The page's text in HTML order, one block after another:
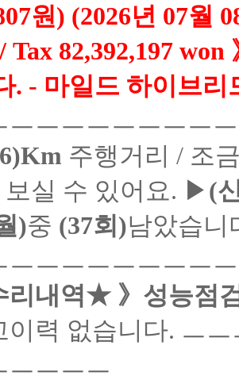
원) (2026년 07월
Tax 82,392,197 won
. - 마일드 하이브
ㅡㅡㅡㅡㅡㅡㅡㅡ
주행거리 / 조
보실 수 있어요. ▶ (
)중 (37회)남았습
ㅡㅡㅡㅡㅡㅡㅡㅡ
내역★ 》성능점
이력 없습니다. ㅡ
ㅡㅡㅡㅡ